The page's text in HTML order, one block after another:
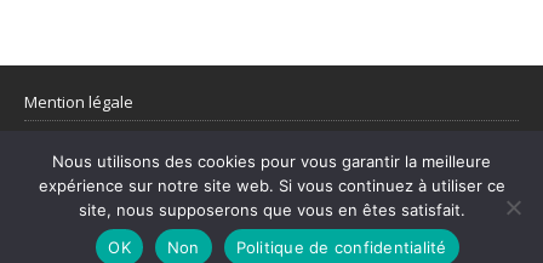
Mention légale
© 1998–2026 Centre Europe Actu – L’actualité utile et les sujets qui
comptent.
Mentions légales |Contact
Nous utilisons des cookies pour vous garantir la meilleure
expérience sur notre site web. Si vous continuez à utiliser ce
site, nous supposerons que vous en êtes satisfait.
OK
Non Politique de confidentialité